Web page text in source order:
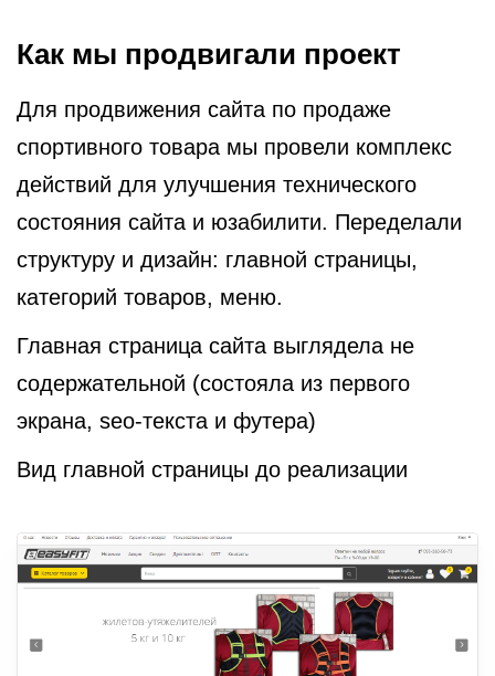
Как мы продвигали проект
Для продвижения сайта по продаже
спортивного товара мы провели комплекс
действий для улучшения технического
состояния сайта и юзабилити. Переделали
структуру и дизайн: главной страницы,
категорий товаров, меню.
Главная страница сайта выглядела не
содержательной (состояла из первого
экрана, seo-текста и футера)
Вид главной страницы до реализации